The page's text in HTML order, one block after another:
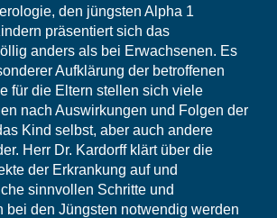
den jüngsten Alpha 1
präsentiert sich das
anders als bei Erwachsenen. Es
Aufklärung der betroffenen
für die Eltern stellen sich viele
nach Auswirkungen und Folgen der
Kind selbst, aber auch andere
Herr Dr. Kardorff klärt über die
der Erkrankung auf und
sinnvollen Schritte und
bei den Jüngsten notwendig werden